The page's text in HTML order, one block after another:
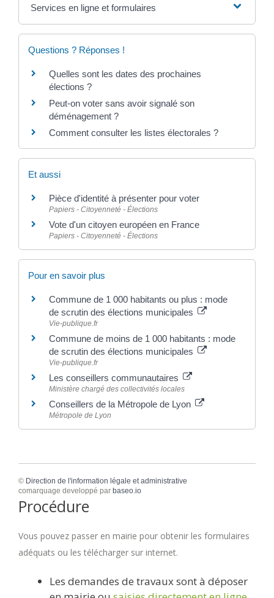
Services en ligne et formulaires
Questions ? Réponses !
Quelles sont les dates des prochaines
élections ?
Peut-on voter sans avoir signalé son
déménagement ?
Comment consulter les listes électorales ?
Et aussi
Pièce d'identité à présenter pour voter
Papiers - Citoyenneté - Élections
Vote d'un citoyen européen en France
Papiers - Citoyenneté - Élections
Pour en savoir plus
Commune de 1 000 habitants ou plus : mode
de scrutin des élections municipales
Vie-publique.fr
Commune de moins de 1 000 habitants : mode
de scrutin des élections municipales
Vie-publique.fr
Les conseillers communautaires
Ministère chargé des collectivités locales
Conseillers de la Métropole de Lyon
Métropole de Lyon
© Direction de l'information légale et administrative
comarquage developpé par baseo.io
Procédure
Vous pouvez passer en mairie pour obtenir les formulaires
adéquats ou les télécharger sur internet.
Les demandes de travaux sont à déposer